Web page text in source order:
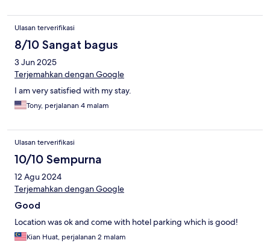
Ulasan terverifikasi
8/10 Sangat bagus
3 Jun 2025
Terjemahkan dengan Google
I am very satisfied with my stay.
Tony, perjalanan 4 malam
Ulasan terverifikasi
10/10 Sempurna
12 Agu 2024
Terjemahkan dengan Google
Good
Location was ok and come with hotel parking which is good!
Kian Huat, perjalanan 2 malam